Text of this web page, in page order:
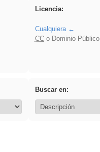
Licencia:
Cualquiera
CCo Dominio Público
Buscar en: